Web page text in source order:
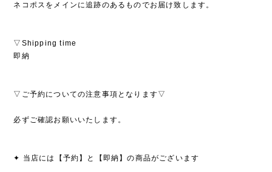
ネコポスをメインに追跡のあるものでお届け致します。
▽Shipping time
即納
▽ご予約についての注意事項となります▽
必ずご確認お願いいたします。
✦ 当店には【予約】と【即納】の商品がございます